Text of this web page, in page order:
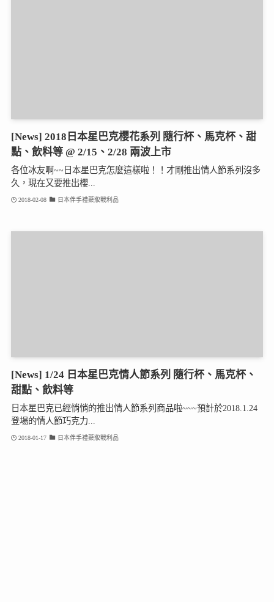
[News] 2018日本星巴克櫻花系列 隨行杯、馬克杯、甜
點、飲料等 @ 2/15、2/28 兩波上市
各位冰友啊~~日本星巴克怎麼這樣啦！！才剛推出情人節系列沒多
久，現在又要推出櫻...
2018-02-08 日本伴手禮藥妝戰利品
[News] 1/24 日本星巴克情人節系列 隨行杯、馬克杯、
甜點、飲料等
日本星巴克已經悄悄的推出情人節系列商品啦~~~預計於2018.1.24
登場的情人節巧克力...
2018-01-17 日本伴手禮藥妝戰利品